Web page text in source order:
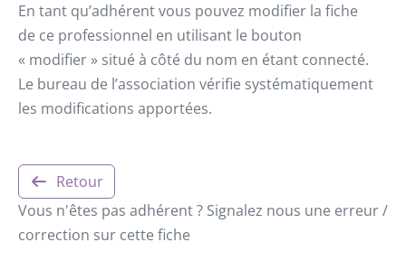
En tant qu’adhérent vous pouvez modifier la fiche
de ce professionnel en utilisant le bouton
« modifier » situé à côté du nom en étant connecté.
Le bureau de l’association vérifie systématiquement
les modifications apportées.
Retour
Vous n'êtes pas adhérent ? Signalez nous une erreur /
correction sur cette fiche